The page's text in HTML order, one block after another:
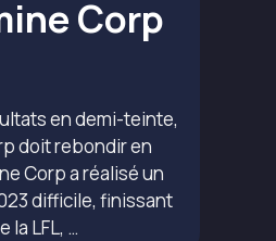
Corp
en demi-teinte,
doit rebondir en
Corp a réalisé un
difficile, finissant
la LFL, …